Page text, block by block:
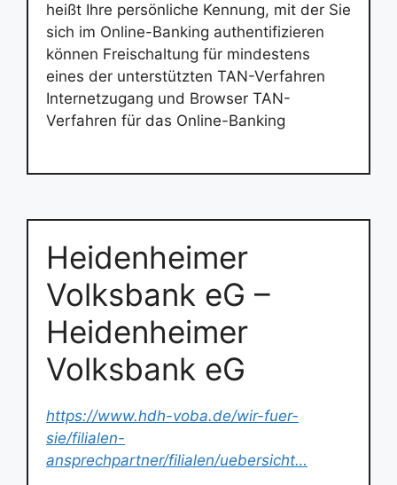
heißt Ihre persönliche Kennung, mit der Sie
sich im Online-Banking authentifizieren
können Freischaltung für mindestens
eines der unterstützten TAN-Verfahren
Internetzugang und Browser TAN-
Verfahren für das Online-Banking
Heidenheimer
Volksbank eG –
Heidenheimer
Volksbank eG
https://www.hdh-voba.de/wir-fuer-
sie/filialen-
ansprechpartner/filialen/uebersicht…